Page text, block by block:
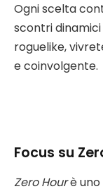
Ogni scelta
scontri
roguelike,
e coinvolgente.
Focus su
Zero Hourè